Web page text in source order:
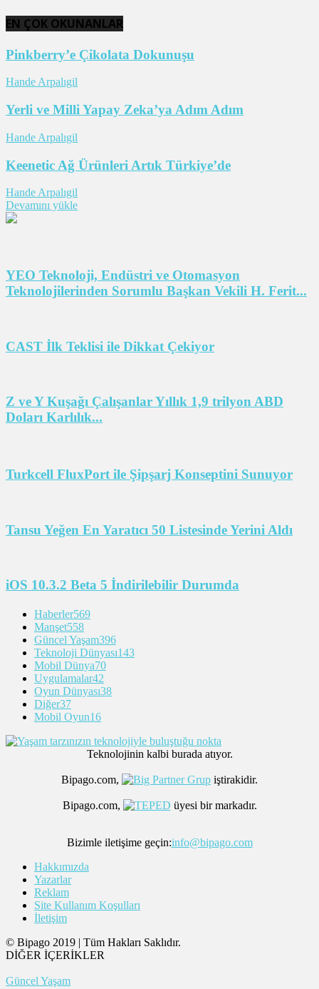
EN ÇOK OKUNANLAR
Pinkberry’e Çikolata Dokunuşu
Hande Arpalıgil
Yerli ve Milli Yapay Zeka’ya Adım Adım
Hande Arpalıgil
Keenetic Ağ Ürünleri Artık Türkiye’de
Hande Arpalıgil
Devamını yükle
YEO Teknoloji, Endüstri ve Otomasyon
Teknolojilerinden Sorumlu Başkan Vekili H. Ferit...
CAST İlk Teklisi ile Dikkat Çekiyor
Z ve Y Kuşağı Çalışanlar Yıllık 1,9 trilyon ABD
Doları Karlılık...
Turkcell FluxPort ile Şipşarj Konseptini Sunuyor
Tansu Yeğen En Yaratıcı 50 Listesinde Yerini Aldı
iOS 10.3.2 Beta 5 İndirilebilir Durumda
Haberler569
Manşet558
Güncel Yaşam396
Teknoloji Dünyası143
Mobil Dünya70
Uygulamalar42
Oyun Dünyası38
Diğer37
Mobil Oyun16
Teknolojinin kalbi burada atıyor.
Bipago.com, iştirakidir.
Bipago.com, üyesi bir markadır.
Bizimle iletişime geçin:info@bipago.com
Hakkımızda
Yazarlar
Reklam
Site Kullanım Koşulları
İletişim
© Bipago 2019 | Tüm Hakları Saklıdır.
DİĞER İÇERİKLER
Güncel Yaşam